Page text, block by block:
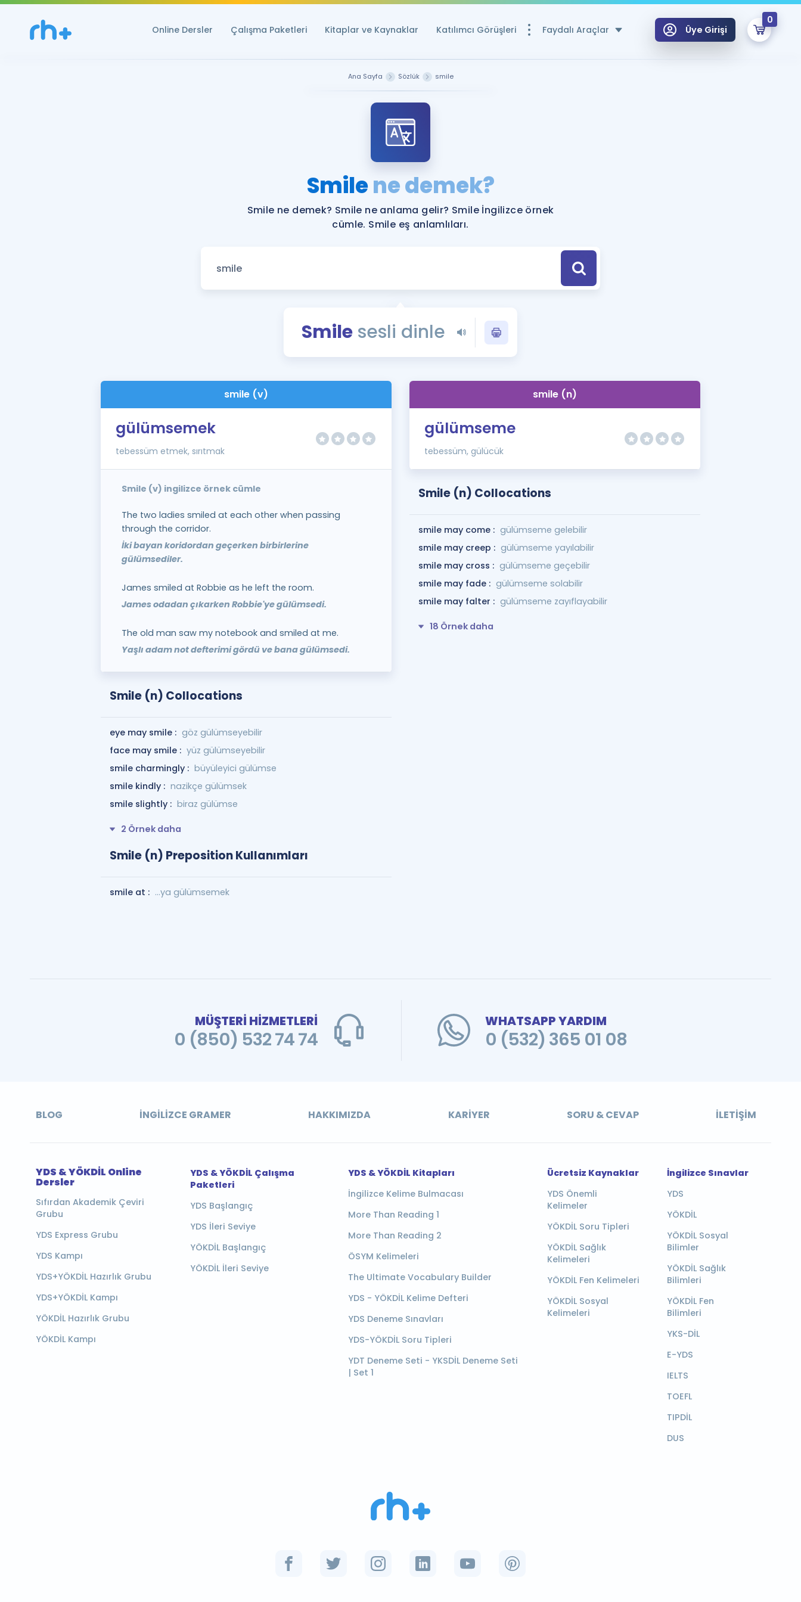
Online Dersler Çalışma Paketleri Kitaplar ve Kaynaklar Katılımcı Görüşleri Faydalı Araçlar
YDS ve YÖKDİL Puan Hesaplama Aracı
Rehberlik Aracı
YDS ve YÖKDİL'e Hazırlananlar için Öneriler
Tüm ÖSYM Sınavları Tek Takvimde
YDS - YÖKDİL Tüm Sınavlarla İlgili Haberler
İngilizce Gramer
Üye Girişi
0
Ana Sayfa Sözlük smile
Smilene demek?
Smile ne demek? Smile ne anlama gelir? Smile İngilizce örnek
cümle. Smile eş anlamlıları.
Smilesesli dinle
smile (v)
gülümsemek
tebessüm etmek, sırıtmak
Smile (v) ingilizce örnek cümle
The two ladies smiled at each other when passing
through the corridor.
İki bayan koridordan geçerken birbirlerine
gülümsediler.
James smiled at Robbie as he left the room.
James odadan çıkarken Robbie'ye gülümsedi.
The old man saw my notebook and smiled at me.
Yaşlı adam not defterimi gördü ve bana gülümsedi.
Smile (n) Collocations
eye may smile : göz gülümseyebilir
face may smile : yüz gülümseyebilir
smile charmingly : büyüleyici gülümse
smile kindly : nazikçe gülümsek
smile slightly : biraz gülümse
2 Örnek daha
Smile (n) Preposition Kullanımları
smile at : ...ya gülümsemek
smile (n)
gülümseme
tebessüm, gülücük
Smile (n) Collocations
smile may come : gülümseme gelebilir
smile may creep : gülümseme yayılabilir
smile may cross : gülümseme geçebilir
smile may fade : gülümseme solabilir
smile may falter : gülümseme zayıflayabilir
18 Örnek daha
MÜŞTERİ HİZMETLERİ
0 (850) 532 74 74
WHATSAPP YARDIM
0 (532) 365 01 08
BLOG İNGILIZCE GRAMER HAKKIMIZDA KARIYER SORU & CEVAP İLETIŞIM
YDS & YÖKDİL Online
Dersler
Sıfırdan Akademik Çeviri
Grubu
YDS Express Grubu
YDS Kampı
YDS+YÖKDİL Hazırlık Grubu
YDS+YÖKDİL Kampı
YÖKDİL Hazırlık Grubu
YÖKDİL Kampı
YDS & YÖKDİL Çalışma
Paketleri
YDS Başlangıç
YDS İleri Seviye
YÖKDİL Başlangıç
YÖKDİL İleri Seviye
YDS & YÖKDİL Kitapları
İngilizce Kelime Bulmacası
More Than Reading 1
More Than Reading 2
ÖSYM Kelimeleri
The Ultimate Vocabulary Builder
YDS - YÖKDİL Kelime Defteri
YDS Deneme Sınavları
YDS-YÖKDİL Soru Tipleri
YDT Deneme Seti - YKSDİL Deneme Seti
| Set 1
Ücretsiz Kaynaklar
YDS Önemli
Kelimeler
YÖKDİL Soru Tipleri
YÖKDİL Sağlık
Kelimeleri
YÖKDİL Fen Kelimeleri
YÖKDİL Sosyal
Kelimeleri
İngilizce Sınavlar
YDS
YÖKDİL
YÖKDİL Sosyal
Bilimler
YÖKDİL Sağlık
Bilimleri
YÖKDİL Fen
Bilimleri
YKS-DİL
E-YDS
IELTS
TOEFL
TIPDİL
DUS